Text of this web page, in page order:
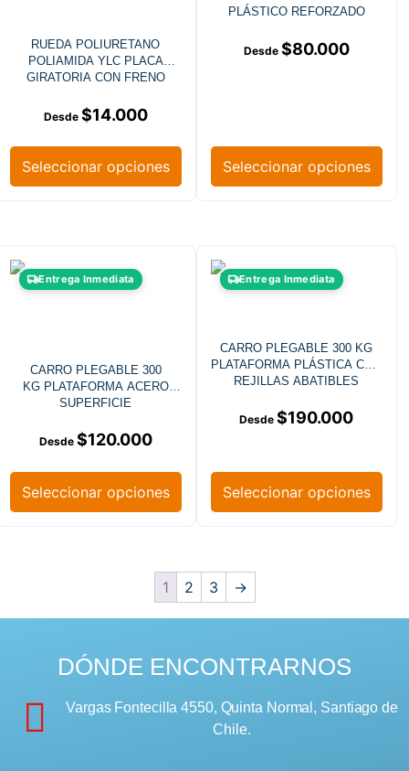
RUEDA POLIURETANO
POLIAMIDA YLC PLACA
GIRATORIA CON FRENO
$14.000
Seleccionar opciones
PLÁSTICO REFORZADO
$80.000
Seleccionar opciones
Entrega Inmediata
CARRO PLEGABLE 300
KG PLATAFORMA ACERO
SUPERFICIE
$120.000
Seleccionar opciones
Entrega Inmediata
CARRO PLEGABLE 300 KG
PLATAFORMA PLÁSTICA CON
REJILLAS ABATIBLES
$190.000
Seleccionar opciones
1 2 3 →
DÓNDE ENCONTRARNOS
Vargas Fontecilla 4550, Quinta Normal, Santiago de
Chile.